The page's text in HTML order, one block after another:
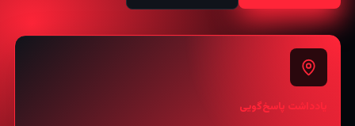
یادداشت پاسخ‌گویی